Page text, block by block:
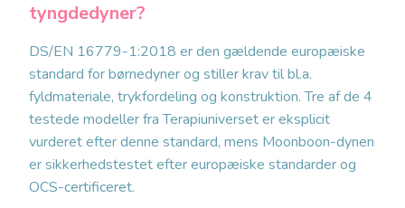
tyngdedyner?
DS/EN 16779-1:2018 er den gældende europæiske
standard for børnedyner og stiller krav til bl.a.
fyldmateriale, trykfordeling og konstruktion. Tre af de 4
testede modeller fra Terapiuniverset er eksplicit
vurderet efter denne standard, mens Moonboon-dynen
er sikkerhedstestet efter europæiske standarder og
OCS-certificeret.